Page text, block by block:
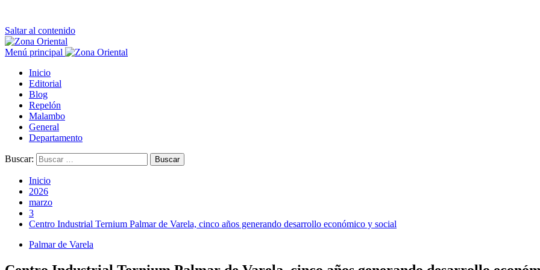
Saltar al contenido
Menú principal
Inicio
Editorial
Blog
Repelón
Malambo
General
Departamento
Buscar:
Inicio
2026
marzo
3
Centro Industrial Ternium Palmar de Varela, cinco años generando desarrollo económico y social
Palmar de Varela